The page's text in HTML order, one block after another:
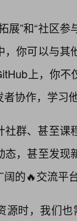
展”和“社区
，你可以与
上，你
协作，学习
社群、甚至课
，甚至发
的🔥交流平
源时，我们